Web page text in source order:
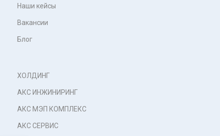
Наши кейсы
Вакансии
Блог
ХОЛДИНГ
АКС ИНЖИНИРИНГ
АКС МЭП КОМПЛЕКС
АКС СЕРВИС